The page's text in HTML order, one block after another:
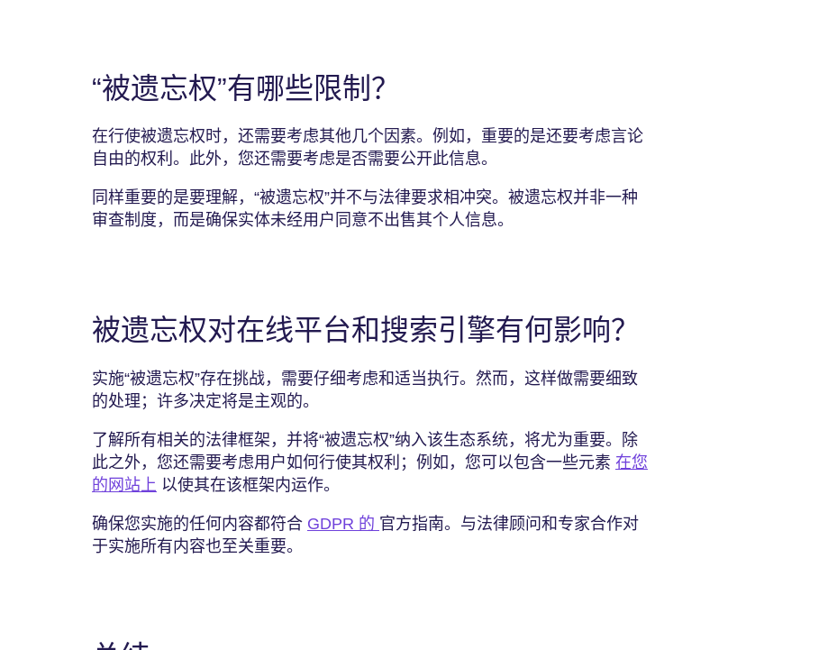
“被遗忘权”有哪些限制？
在行使被遗忘权时，还需要考虑其他几个因素。例如，重要的是还要考虑言论
自由的权利。此外，您还需要考虑是否需要公开此信息。
同样重要的是要理解，“被遗忘权”并不与法律要求相冲突。被遗忘权并非一种
审查制度，而是确保实体未经用户同意不出售其个人信息。
被遗忘权对在线平台和搜索引擎有何影响？
实施“被遗忘权”存在挑战，需要仔细考虑和适当执行。然而，这样做需要细致
的处理；许多决定将是主观的。
了解所有相关的法律框架，并将“被遗忘权”纳入该生态系统，将尤为重要。除
此之外，您还需要考虑用户如何行使其权利；例如，您可以包含一些元素 在您
的网站上 以使其在该框架内运作。
确保您实施的任何内容都符合 GDPR 的 官方指南。与法律顾问和专家合作对
于实施所有内容也至关重要。